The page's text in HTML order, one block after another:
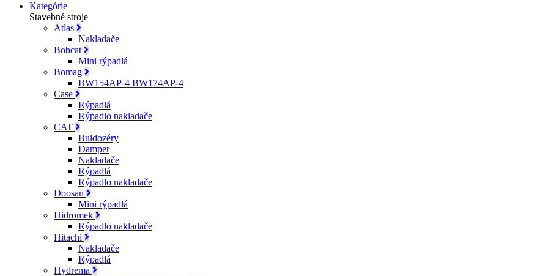
Kategórie
Stavebné stroje
Atlas
Nakladače
Bobcat
Mini rýpadlá
Bomag
BW154AP-4 BW174AP-4
Case
Rýpadlá
Rýpadlo nakladače
CAT
Buldozéry
Damper
Nakladače
Rýpadlá
Rýpadlo nakladače
Doosan
Mini rýpadlá
Hidromek
Rýpadlo nakladače
Hitachi
Nakladače
Rýpadlá
Hydrema